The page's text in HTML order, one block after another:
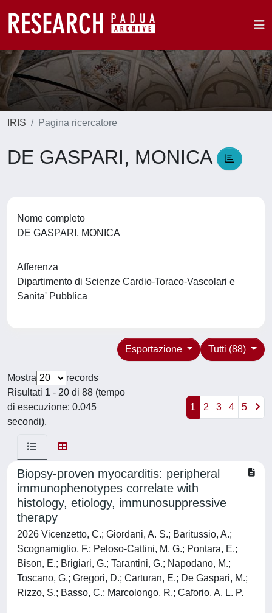
IRIS Pagina ricercatore
DE GASPARI, MONICA
Nome completo
DE GASPARI, MONICA
Afferenza
Dipartimento di Scienze Cardio-Toraco-Vascolari e
Sanita' Pubblica
Tutti (88)
Esportazione
Mostra
records
Risultati 1 - 20 di 88 (tempo
di esecuzione: 0.045
secondi).
1 2 3 4 5
Biopsy-proven myocarditis: peripheral
immunophenotypes correlate with
histology, etiology, immunosuppressive
therapy
2026 Vicenzetto, C.; Giordani, A. S.; Baritussio, A.;
Scognamiglio, F.; Peloso-Cattini, M. G.; Pontara, E.;
Bison, E.; Brigiari, G.; Tarantini, G.; Napodano, M.;
Toscano, G.; Gregori, D.; Carturan, E.; De Gaspari, M.;
Rizzo, S.; Basso, C.; Marcolongo, R.; Caforio, A. L. P.